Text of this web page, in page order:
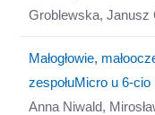
Groblewska, Janusz
Małogłowie,
zespołuMicro u 6-
Anna Niwald,